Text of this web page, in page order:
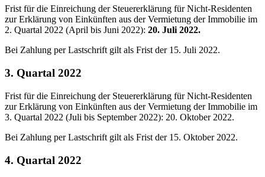
Frist für die Einreichung der Steuererklärung für Nicht-Residenten
zur Erklärung von Einkünften aus der Vermietung der Immobilie im
2. Quartal 2022 (April bis Juni 2022): 20. Juli 2022.
Bei Zahlung perLastschrift gilt als Frist der 15. Juli 2022.
3. Quartal 2022
Frist für die Einreichung der Steuererklärung für Nicht-Residenten
zur Erklärung von Einkünften aus der Vermietung der Immobilie im
3. Quartal 2022 (Juli bis September 2022): 20. Oktober 2022.
Bei Zahlung perLastschrift gilt als Frist der 15. Oktober 2022.
4. Quartal 2022